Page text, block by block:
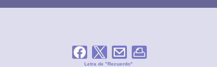
Letra de "Recuerdo"